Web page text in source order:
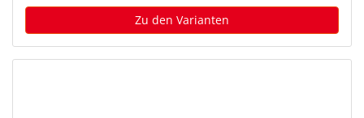
Zu den Varianten